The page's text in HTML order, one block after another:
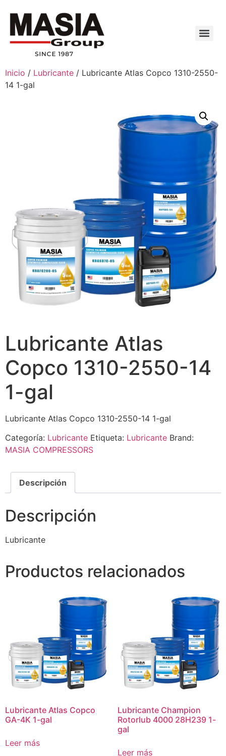
Inicio / Lubricante / Lubricante Atlas Copco 1310-2550-
14 1-gal
Lubricante Atlas
Copco 1310-2550-14
1-gal
Lubricante Atlas Copco 1310-2550-14 1-gal
Categoría: Lubricante Etiqueta: Lubricante Brand:
MASIA COMPRESSORS
Descripción
Descripción
Lubricante
Productos relacionados
Lubricante Atlas Copco
GA-4K 1-gal
Leer más
Lubricante Champion
Rotorlub 4000 28H239 1-
gal
Leer más